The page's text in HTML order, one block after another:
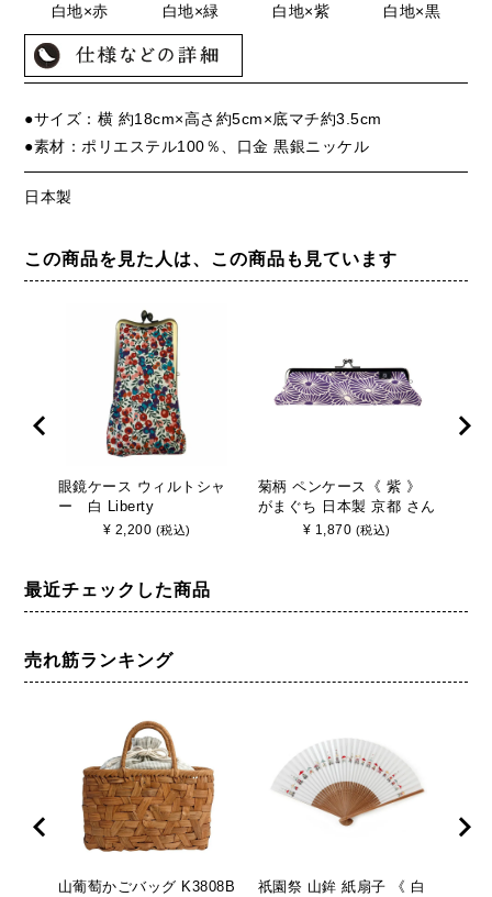
白地×赤 白地×緑 白地×紫 白地×黒
●サイズ：横 約18cm×高さ約5cm×底マチ約3.5cm
●素材：ポリエステル100％、口金 黒銀ニッケル
日本製
この商品を見た人は、この商品も見ています
眼鏡ケース ウィルトシャ
ー 白 Liberty
¥ 2,200 (税込)
菊柄 ペンケース《 紫 》
がまぐち 日本製 京都 さん
¥ 1,870 (税込)
最近チェックした商品
売れ筋ランキング
山葡萄かごバッグ K3808B
祇園祭 山鉾 紙扇子 《 白